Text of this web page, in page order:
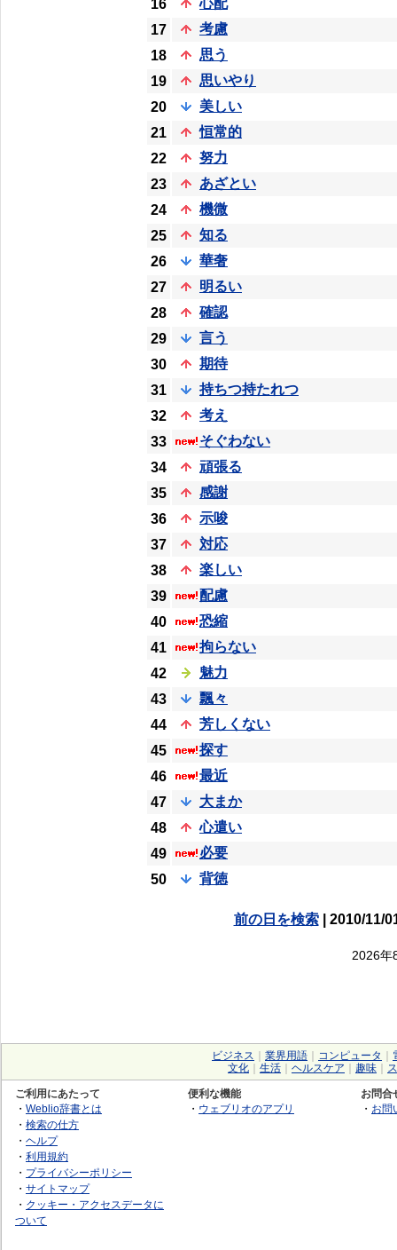
16
心配
17
考慮
18
思う
19
思いやり
20
美しい
21
恒常的
22
努力
23
あざとい
24
機微
25
知る
26
華奢
27
明るい
28
確認
29
言う
30
期待
31
持ちつ持たれつ
32
考え
33
そぐわない
34
頑張る
35
感謝
36
示唆
37
対応
38
楽しい
39
配慮
40
恐縮
41
拘らない
42
魅力
43
飄々
44
芳しくない
45
探す
46
最近
47
大まか
48
心遣い
49
必要
50
背徳
前の日を検索| 2010/11/
2026年
ビジネス 業界用語 コンピュータ
文化
生活 ヘルスケア 趣味
ご利用にあたって
・ Weblio辞書とは
・ 検索の仕方
・ ヘルプ
・ 利用規約
・ プライバシーポリシー
・ サイトマップ
・ クッキー・アクセスデータに
ついて
便利な機能
・ ウェブリオのアプリ
お問合
・ お問